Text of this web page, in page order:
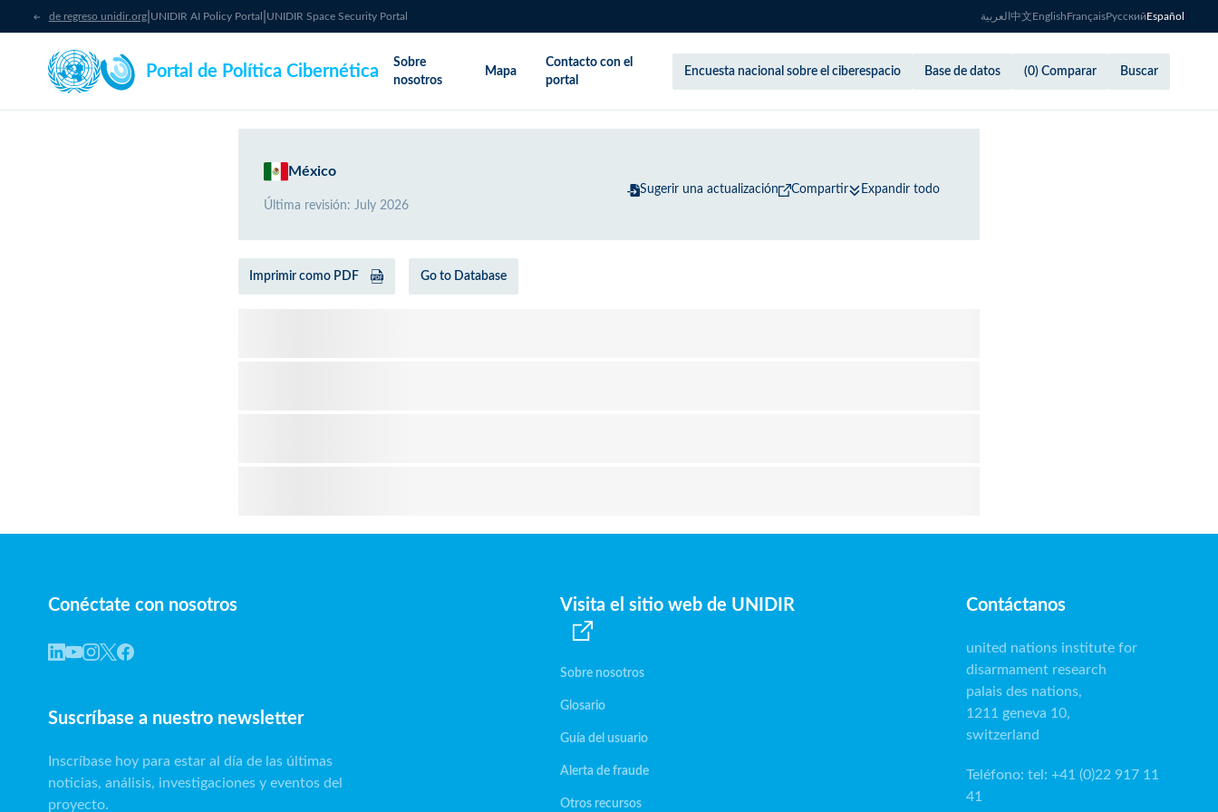
de regreso unidir.org| UNIDIR AI Policy Portal UNIDIR Space Security Portal العربية 中文EnglishFrançaisРусскийEspañol
Portal de Política Cibernética
Sobre
nosotros
Mapa
Contacto con el
portal
Encuesta nacional sobre el ciberespacio Base de datos (0) Comparar Buscar
México
Última revisión: July 2026
Sugerir una actualización Compartir Expandir todo
Imprimir como PDF Go to Database
Conéctate con nosotros
Suscríbase a nuestro newsletter
Inscríbase hoy para estar al día de las últimas
noticias, análisis, investigaciones y eventos del
proyecto.
Visita el sitio web de UNIDIR
Sobre nosotros
Glosario
Guía del usuario
Alerta de fraude
Otros recursos
Contáctanos
united nations institute for
disarmament research
palais des nations,
1211 geneva 10,
switzerland
Teléfono: tel: +41 (0)22 917 11
41